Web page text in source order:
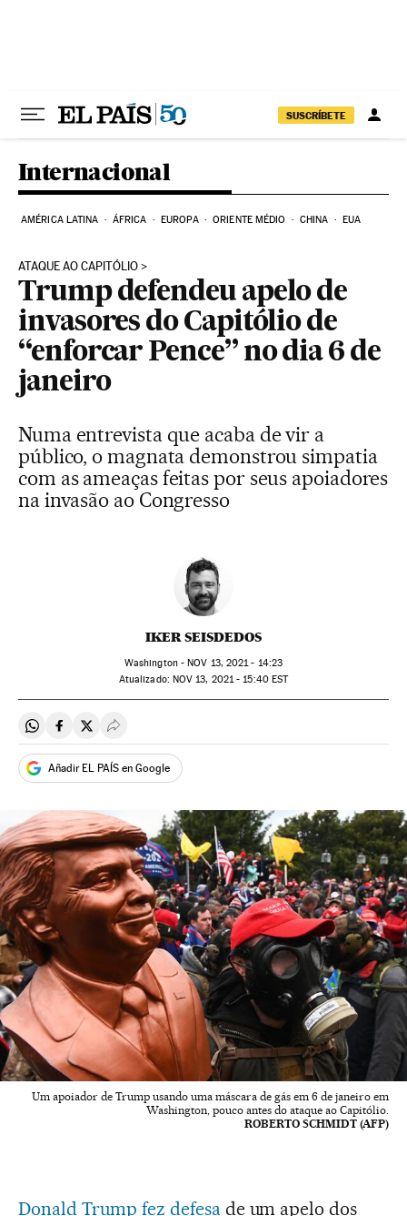
SUSCRÍBETE
Internacional
AMÉRICA LATINA ÁFRICA EUROPA ORIENTE MÉDIO CHINA EUA
ATAQUE AO CAPITÓLIO
Trump defendeu apelo de
invasores do Capitólio de
“enforcar Pence” no dia 6 de
janeiro
Numa entrevista que acaba de vir a
público, o magnata demonstrou simpatia
com as ameaças feitas por seus apoiadores
na invasão ao Congresso
IKER SEISDEDOS
Washington -NOV 13, 2021 - 14:23
atualizado: NOV 13, 2021 - 15:40EST
Compartir en Whatsapp
Compartir en Facebook
Compartir en Twitter
Desplegar Redes Sociales
Añadir EL PAÍS en Google
Um apoiador de Trump usando uma máscara de gás em 6 de janeiro em
Washington, pouco antes do ataque ao Capitólio.
ROBERTO SCHMIDT (AFP)
Donald Trump fez defesade um apelo dos